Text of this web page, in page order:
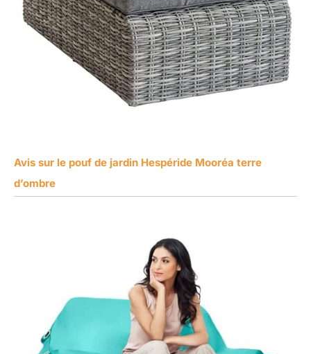
Avis sur le pouf de jardin Hespéride Mooréa terre
d’ombre